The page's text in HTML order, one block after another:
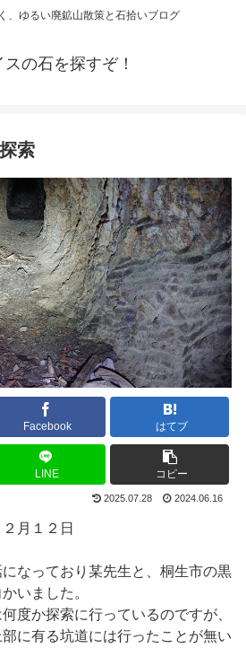
、ゆるい廃鉱山散策と石拾いブログ
スの石を探すぞ！
索
Facebook はてブ
LINE コピー
2025.07.28 2024.06.16
月１２日
なっており某先生と、桐生市の黒
いました。
度か探索に行っているのですが、
に有る坑道には行ったことが無い